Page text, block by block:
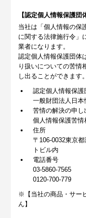
【認定個人情報保護団
当社は「個人情報の保
に関する法律施行令」
業者になります。
認定個人情報保護団体
り扱いについての苦情
し出ることができます。
認定個人情報保護
一般財団法人日
苦情の解決の申し
個人情報保護苦情
住所
〒106-0032東京
トビル内
電話番号
03-5860-7565
0120-700-779
※【当社の商品・サー
ん】